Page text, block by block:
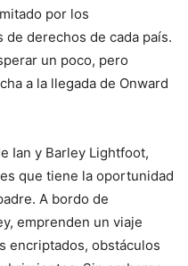
por los
derechos de cada país.
un poco, pero
a la llegada de Onward
Ian y Barley Lightfoot,
que tiene la oportunidad
A bordo de
emprenden un viaje
encriptados, obstáculos